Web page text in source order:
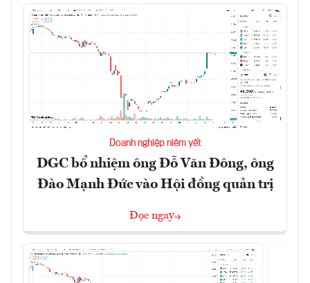
Doanh nghiệp niêm yết
DGC bổ nhiệm ông Đỗ Văn Đông, ông
Đào Mạnh Đức vào Hội đồng quản trị
Đọc ngay